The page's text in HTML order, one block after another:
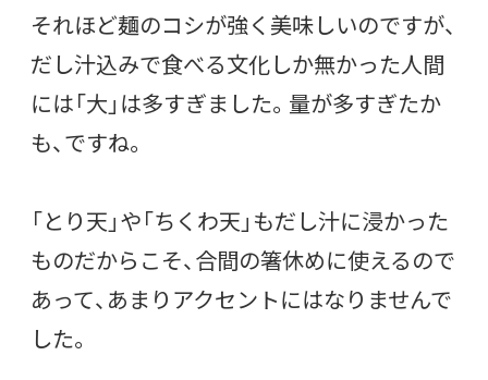
それほど麺のコシが強く美味しいのですが、
だし汁込みで食べる文化しか無かった人間
には「大」は多すぎました。量が多すぎたか
も、ですね。
「とり天」や「ちくわ天」もだし汁に浸かった
ものだからこそ、合間の箸休めに使えるので
あって、あまりアクセントにはなりませんで
した。